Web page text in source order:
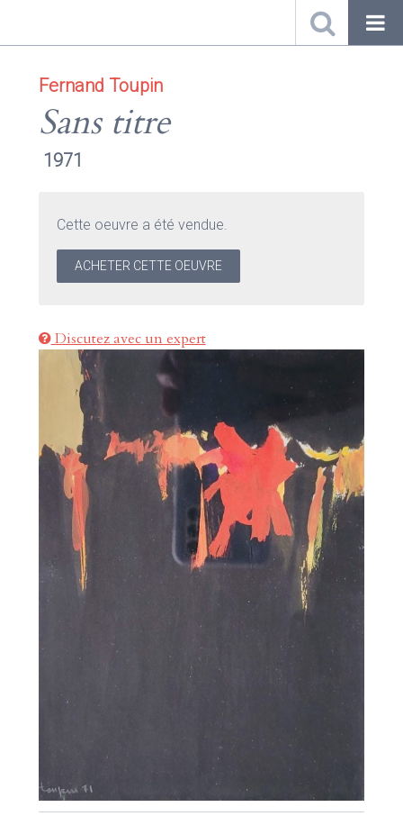
Fernand Toupin
Sans titre
1971
Cette oeuvre a été vendue.
ACHETER CETTE OEUVRE
Discutez avec un expert